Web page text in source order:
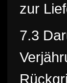
zur
7.3